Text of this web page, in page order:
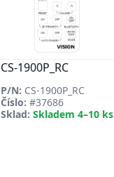
CS-1900P_RC
P/N: CS-1900P_RC
Číslo: #37686
Sklad: Skladem 4–10 ks